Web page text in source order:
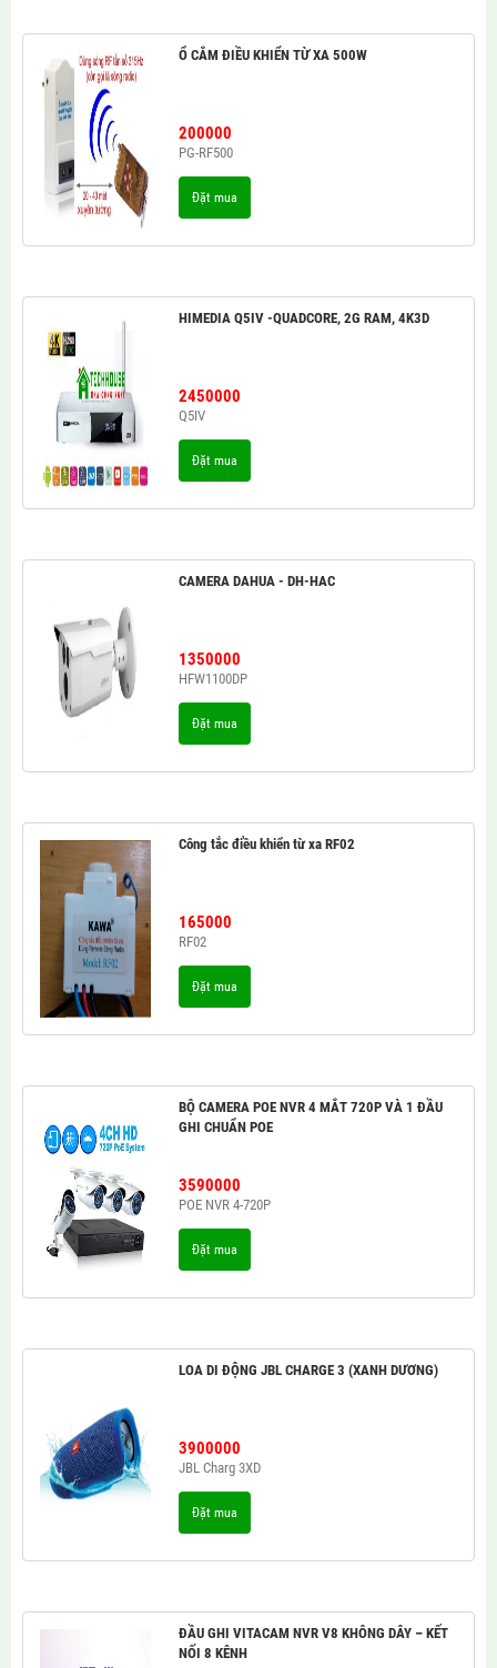
Ổ CẮM ĐIỀU KHIỂN TỪ XA 500W
200000
PG-RF500
Đặt mua
HIMEDIA Q5IV -QUADCORE, 2G RAM, 4K3D
2450000
Q5IV
Đặt mua
CAMERA DAHUA - DH-HAC
1350000
HFW1100DP
Đặt mua
Công tắc điều khiển từ xa RF02
165000
RF02
Đặt mua
BỘ CAMERA POE NVR 4 MẮT 720P VÀ 1 ĐẦU
GHI CHUẨN POE
3590000
POE NVR 4-720P
Đặt mua
LOA DI ĐỘNG JBL CHARGE 3 (XANH DƯƠNG)
3900000
JBL Charg 3XD
Đặt mua
ĐẦU GHI VITACAM NVR V8 KHÔNG DÂY – KẾT
NỐI 8 KÊNH